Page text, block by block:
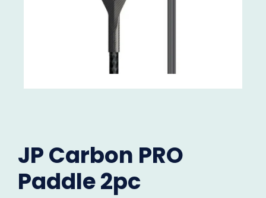
JP Carbon PRO
Paddle 2pc